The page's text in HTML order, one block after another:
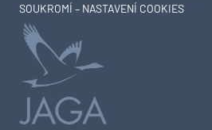
SOUKROMÍ – NASTAVENÍ COOKIES